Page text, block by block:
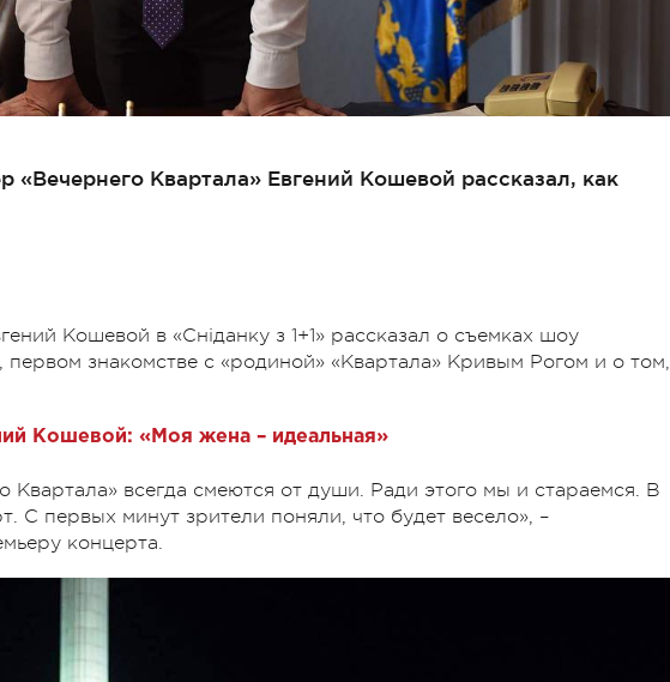
«Вечернего Квартала» Евгений Кошевой рассказал, как
Кошевой в «Сніданку з 1+1» рассказал о съемках шоу
знакомстве с «родиной» «Квартала» Кривым Рогом и о том,
Кошевой: «Моя жена – идеальная»
Квартала» всегда смеются от души. Ради этого мы и стараемся. В
С первых минут зрители поняли, что будет весело», –
концерта.